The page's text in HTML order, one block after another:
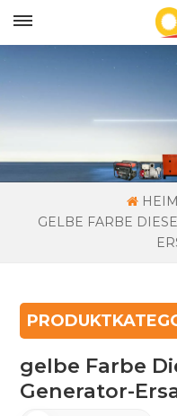
HEIM
GELBE FARBE
gelbe Farbe
Generator-